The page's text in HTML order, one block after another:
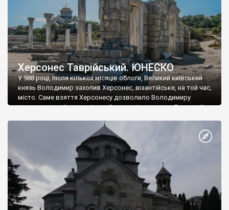
Херсонес Таврійський. ЮНЕСКО
У 988 році, після кількох місяців облоги, Великий київський
князь Володимир захопив Херсонес, візантійське, на той час,
місто. Саме взяття Херсонесу дозволило Володимиру
диктувати свої умови візантійському імператору Василю ІІ, та
Херсонесі Володимир-язичник, став Василем-християнином.
А потім було Хрещення Русі. На честь Херсонесу Таврійського